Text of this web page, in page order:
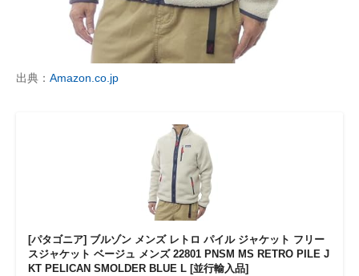
出典： Amazon.co.jp
[パタゴニア] ブルゾン メンズ レトロ パイル ジャケット フリー
スジャケット ベージュ メンズ 22801 PNSM MS RETRO PILE J
KT PELICAN SMOLDER BLUE L [並行輸入品]